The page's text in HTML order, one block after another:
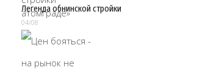
Легенда обнинской стройки
04/08